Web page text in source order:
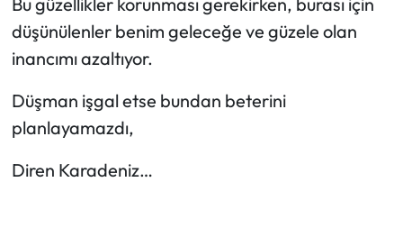
düşünülenler benim geleceğe ve güzele olan
inancımı azaltıyor.
Düşman işgal etse bundan beterini
planlayamazdı,
Diren Karadeniz…